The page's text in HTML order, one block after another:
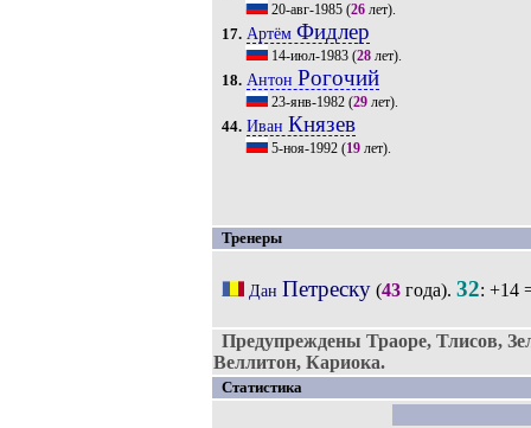
20-авг-1985(26лет).
17. Артём Фидлер
14-июл-1983(28лет).
18. Антон Рогочий
23-янв-1982(29лет).
44. Иван Князев
5-ноя-1992(19лет).
Тренеры
Дан Петреску(43года). 32: +14
Предупреждены Траоре, Тлисов,
Веллитон, Кариока.
Статистика